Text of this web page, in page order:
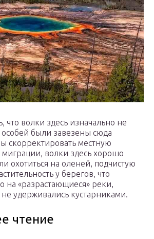
что волки здесь изначально не
были завезены сюда
скорректировать местную
волки здесь хорошо
охотиться на оленей, подчистую
у берегов, что
на «разрастающиеся» реки,
удерживались кустарниками.
чтение